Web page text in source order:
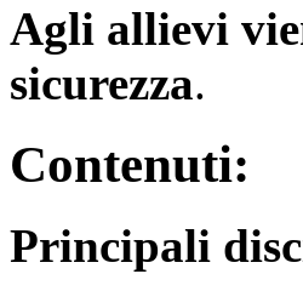
Agli allievi
sicurezza.
Contenuti:
Principali